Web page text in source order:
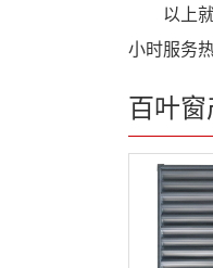
以上就
小时服务
百叶